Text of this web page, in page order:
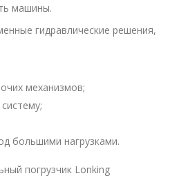
машины.
гидравлические решения,
механизмов;
большими нагрузками.
погрузчик Lonking